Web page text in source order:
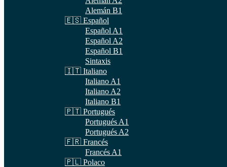
Alemán B1
🇪🇸 Español
Español A1
Español A2
Español B1
Sintaxis
🇮🇹 Italiano
Italiano A1
Italiano A2
Italiano B1
🇵🇹 Portugués
Portugués A1
Portugués A2
🇫🇷 Francés
Francés A1
🇵🇱 Polaco